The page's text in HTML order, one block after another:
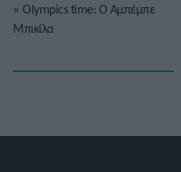
« Olympics time: Ο Αμπέμπε
Μπικίλα